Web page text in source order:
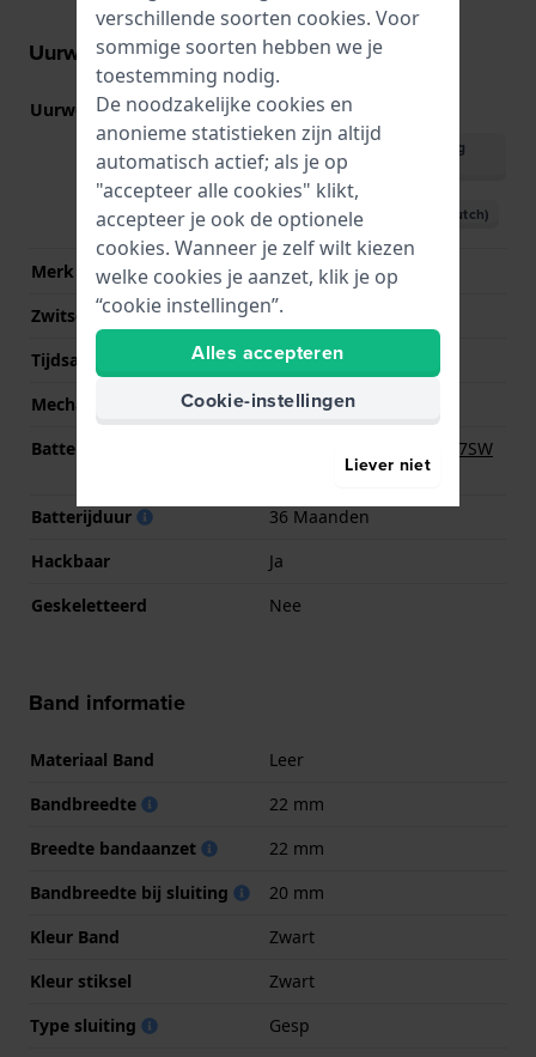
Uurwerk informatie
Uurwerk nr. VX62(Bekijk specificaties
Download handleiding
Download handleiding (Dutch)
Merk uurwerk
Seiko Instruments Inc.
Zwitsers uurwerk
Nee
Tijdsaanduiding
Analoog
Mechanisme
Quartz
Batterij
Renata R395 395 / SR927SW
Batterijduur
36 Maanden
Hackbaar
Ja
Geskeletteerd
Nee
Band informatie
Materiaal Band
Leer
Bandbreedte
22 mm
Breedte bandaanzet
22 mm
Bandbreedte bij sluiting
20 mm
Kleur Band
Zwart
Kleur stiksel
Zwart
Type sluiting
Gesp
verschillende soorten cookies. Voor
sommige soorten hebben we je
toestemming nodig.
De noodzakelijke cookies en
anonieme statistieken zijn altijd
automatisch actief; als je op
"accepteer alle cookies" klikt,
accepteer je ook de optionele
cookies. Wanneer je zelf wilt kiezen
welke cookies je aanzet, klik je op
“cookie instellingen”.
Alles accepteren
Cookie-instellingen
Liever niet